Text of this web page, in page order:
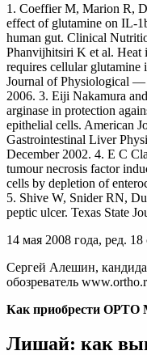
1. Coeffier M, Marion R,
effect of glutamine on IL-
human gut. Clinical
Phanvijhitsiri K et al. Heat
requires cellular glutamine
Journal of Physiological
2006. 3. Eiji Nakamura
arginase in protection
epithelial cells. American
Gastrointestinal Liver
December 2002. 4. E C
tumour necrosis factor
cells by depletion of
5. Shive W, Snider RN,
peptic ulcer. Texas State
14 мая 2008 года, ред. 18
Сергей Алешин,
обозреватель
Как приобрести
Лишай: как